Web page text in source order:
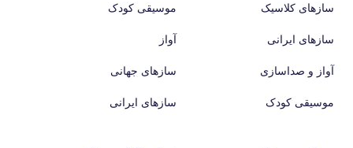
سازهای کلاسیک
سازهای ایرانی
آواز و صداسازی
موسیقی کودک
موسیقی کودک
آواز
سازهای جهانی
سازهای ایرانی